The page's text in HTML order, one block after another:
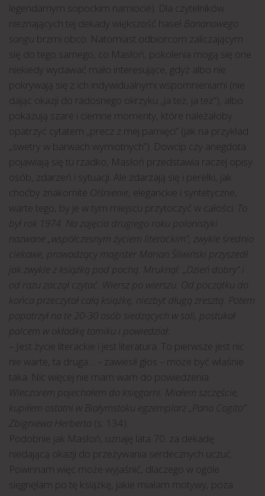
legendarnym sopockim namiocie). Dla czytelników
nieznających tej dekady większość haseł Bananowego
songu brzmi obco. Natomiast odbiorcom zaliczającym
się do tego samego, co Masłoń, pokolenia mogą się one
niekiedy wydawać mało interesujące, gdyż albo nie
pokrywają się z ich indywidualnymi wspomnieniami (nie
dając okazji do radosnego okrzyku „ja też, ja też”), albo
pokazują szare i ciemne momenty, które należałoby
opatrzyć cytatem „precz z mej pamięci” (jak na przykład
„swetry w barwach wymiotnych”). Dowcip czy anegdota
pojawiają się tu rzadko, Masłoń przedstawia raczej opisy
osób, zdarzeń i sytuacji. Ale zdarzają się i perełki, jak
choćby znakomite Olśnienie , eleganckie i syntetyczne,
warte tego, by je w tym miejscu przytoczyć w całości: To
był rok 1974. Na zajęcia drugiego roku polonistyki
nazwane „współczesnym życiem literackim”, zwykle średnio
ciekawe, prowadzący magister Marian Śliwiński przyszedł
jak zwykle z książką pod pachą. Mruknął: „Dzień dobry” i
od razu zaczął czytać. Wiersz po wierszu. Od początku do
końca przeczytał całą książkę, niezbyt długą zresztą. Potem
popatrzył na te 20-30 osób siedzących w sali, postukał
palcem w okładkę tomiku i powiedział:
– Jest życie literackie i jest literatura. To pierwsze jest nic
nie warte, ta druga… – zawiesił głos – może być właśnie
taka. Nic więcej nie mam wam do powiedzenia.
Wieczorem pojechałem do księgarni. Miałem szczęście,
kupiłem ostatni w Białymstoku egzemplarz „Pana Cogito”
Zbigniewa Herberta (s. 134).
Podobnie jak Masłoń, uznaję lata 70. za dekadę
niedającą okazji do przeżywania serdecznych uczuć.
Powinnam więc może wyjaśnić, dlaczego w ogóle
sięgnęłam po tę książkę, jakie miałam motywy, poza